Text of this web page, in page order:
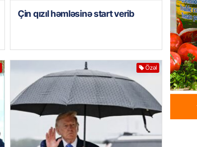
Çin qızıl həmləsinə start verib
Özəl
ÖZƏL
GÜNDƏM
13
Rəsmi